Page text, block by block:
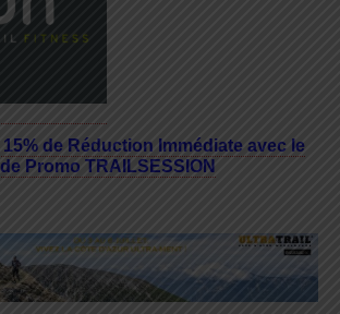
de Réduction Immédiate avec le
Promo TRAILSESSION